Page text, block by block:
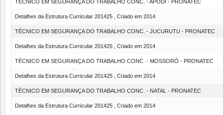
TÉCNICO EM SEGURANÇA DO TRABALHO CONC. - APODI - PRONATEC
Detalhes da Estrutura Curricular 201425 , Criado em 2014
TÉCNICO EM SEGURANÇA DO TRABALHO CONC. - JUCURUTU - PRONATEC
Detalhes da Estrutura Curricular 201425 , Criado em 2014
TÉCNICO EM SEGURANÇA DO TRABALHO CONC. - MOSSORÓ - PRONATEC
Detalhes da Estrutura Curricular 201425 , Criado em 2014
TÉCNICO EM SEGURANÇA DO TRABALHO CONC. - NATAL - PRONATEC
Detalhes da Estrutura Curricular 201425 , Criado em 2014